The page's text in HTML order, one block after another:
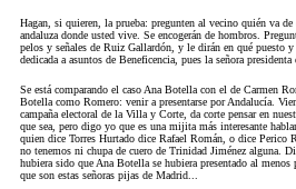
Hagan, si quieren, la prueba: pregunten al vecino quién va
andaluza donde usted vive. Se encogerán de hombros.
pelos y señales de Ruiz Gallardón, y le dirán en qué puesto
dedicada a asuntos de Beneficencia, pues la señora
Se está comparando el caso Ana Botella con el de Carmen
Botella como Romero: venir a presentarse por Andalucía.
campaña electoral de la Villa y Corte, da corte pensar en
que sea, pero digo yo que es una mijita más interesante
quien dice Torres Hurtado dice Rafael Román, o dice
no tenemos ni chupa de cuero de Trinidad Jiménez alguna.
hubiera sido que Ana Botella se hubiera presentado al
que son estas señoras pijas de Madrid...